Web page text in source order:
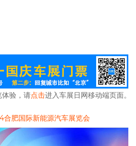
体验，请点击进入车展日网移动端页面。
合肥国际新能源汽车展览会